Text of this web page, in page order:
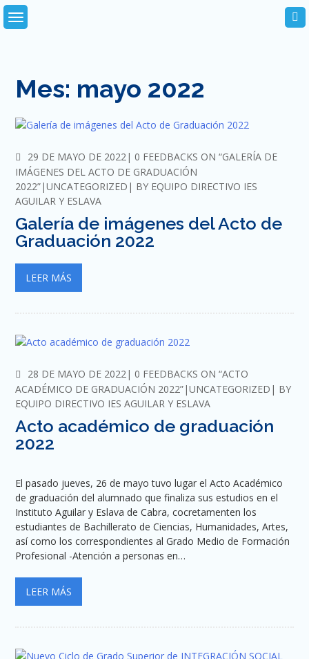
Skip
to
Mes: mayo 2022
29 DE MAYO DE 2022 COMMENTS
0 FEEDBACKS ON “GALERÍA DE
IMÁGENES DEL ACTO DE GRADUACIÓN
2022” UNCATEGORIZED BY EQUIPO DIRECTIVO IES
AGUILAR Y ESLAVA
Galería de imágenes del Acto de
Graduación 2022
LEER MÁS
28 DE MAYO DE 2022 COMMENTS
0 FEEDBACKS ON “ACTO
ACADÉMICO DE GRADUACIÓN 2022” UNCATEGORIZED
BY
EQUIPO DIRECTIVO IES AGUILAR Y ESLAVA
Acto académico de graduación
2022
El pasado jueves, 26 de mayo tuvo lugar el Acto Académico
de graduación del alumnado que finaliza sus estudios en el
Instituto Aguilar y Eslava de Cabra, cocretamenten los
estudiantes de Bachillerato de Ciencias, Humanidades, Artes,
así como los correspondientes al Grado Medio de Formación
Profesional -Atención a personas en…
LEER MÁS